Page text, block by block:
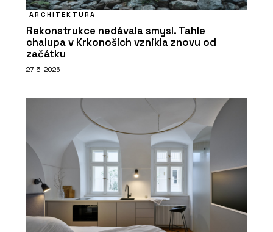
ARCHITEKTURA
Rekonstrukce nedávala smysl. Tahle
chalupa v Krkonoších vznikla znovu od
začátku
27. 5. 2026